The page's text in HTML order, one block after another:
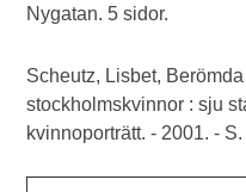
Nygatan. 5 sidor.
Scheutz, Lisbet,
stockholmskvinnor : sju
kvinnoporträtt. - 2001. -